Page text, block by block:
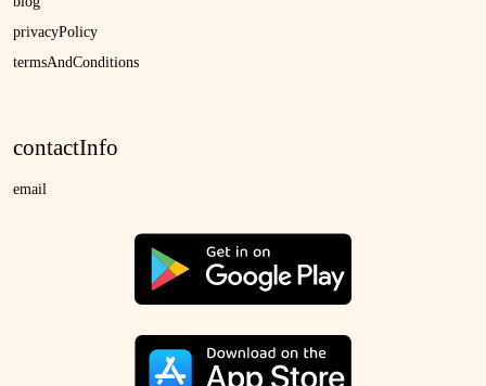
privacyPolicy
termsAndConditions
contactInfo
email